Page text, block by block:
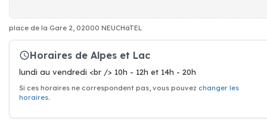
place de la Gare 2, 02000 NEUCHâTEL
Horaires de Alpes et Lac
lundi au vendredi <br /> 10h - 12h et 14h - 20h
Si ces horaires ne correspondent pas, vous pouvez changer les
horaires.